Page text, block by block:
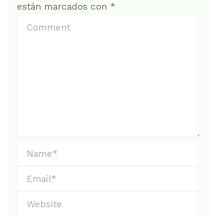
están marcados con *